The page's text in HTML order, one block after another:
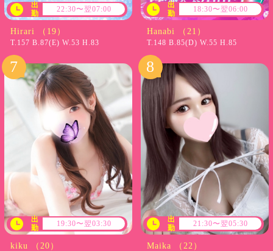
出
勤
22:30〜翌07:00
Hirari （19）
T.157 B.87(E) W.53 H.83
出
勤
18:30〜翌06:00
Hanabi （21）
T.148 B.85(D) W.55 H.85
出
勤
19:30〜翌03:30
kiku （20）
出
勤
21:30〜翌05:30
Maika （22）